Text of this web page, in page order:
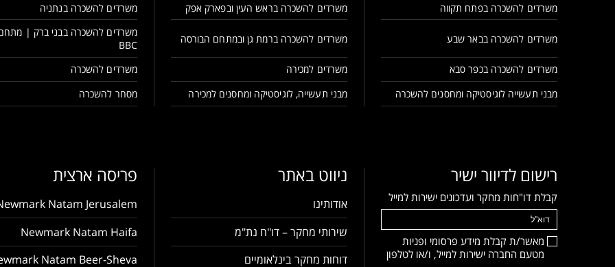
משרדים להשכרה בפתח תקווה
משרדים להשכרה בראש העין ובפארק אפק משרדים להשכרה בנתניה
משרדים להשכרה בבאר שבע משרדים להשכרה ברמת גן ובמתחם הבורסה
משרדים להשכרה בבני ברק |
BBC
משרדים להשכרה בכפר סבא משרדים למכירה משרדים להשכרה
מבני תעשייה לוגיסטיקה ומחסנים להשכרה
מבני תעשייה, לוגיסטיקה ומחסנים למכירה מסחר להשכרה
רישום לדיוור ישיר
קבלת דו"חות מחקר ועדכונים ישירות למייל
מאשר/ת קבלת מידע פרסומי ופניות
מטעם החברה ישירות למייל, ו/או לטלפון
ניווט באתר
אודותינו
שירותי מחקר – דו"ח נת"מ
דוחות מחקר בינלאומיים
פריסה ארצית
Natam Jerusalem
Newmark Natam Haifa
Natam Beer-Sheva